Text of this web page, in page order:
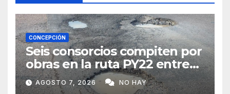
CONCEPCIÓN
Seis consorcios compiten por
obras en la ruta PY22 entre
Concepción y Vallemí
AGOSTO 7, 2026 NO HAY